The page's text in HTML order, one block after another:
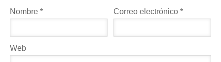
Nombre * Correo electrónico*
Web